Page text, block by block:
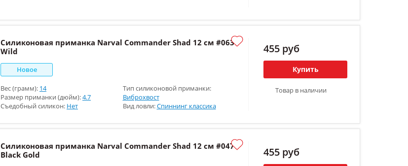
Силиконовая приманка Narval Commander Shad 12 см #063
Wild
Новое
Вес (грамм): 14
Размер приманки (дюйм):4.7
Съедобный силикон: Нет
Тип силиконовой приманки:
Виброхвост
Вид ловли:Спиннинг классика
455 руб
Купить
Товар в наличии
Силиконовая приманка Narval Commander Shad 12 см #047
Black Gold
455 руб